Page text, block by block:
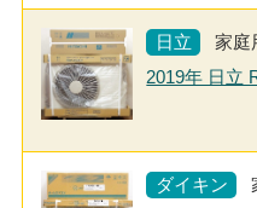
日立
家庭
2019年 日立
ダイキン